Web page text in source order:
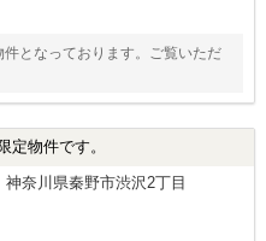
となっております。ご覧いただ
定物件です。
神奈川県秦野市渋沢2丁目